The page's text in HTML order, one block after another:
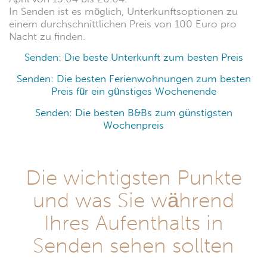
In Senden ist es möglich, Unterkunftsoptionen zu
einem durchschnittlichen Preis von 100 Euro pro
Nacht zu finden.
Senden: Die beste Unterkunft zum besten Preis
Senden: Die besten Ferienwohnungen zum besten
Preis für ein günstiges Wochenende
Senden: Die besten B&Bs zum günstigsten
Wochenpreis
Die wichtigsten Punkte
und was Sie während
Ihres Aufenthalts in
Senden sehen sollten